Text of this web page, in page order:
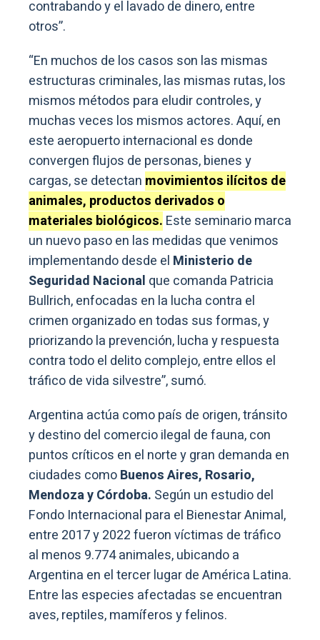
contrabando y el lavado de dinero, entre
otros”.
“En muchos de los casos son las mismas
estructuras criminales, las mismas rutas, los
mismos métodos para eludir controles, y
muchas veces los mismos actores. Aquí, en
este aeropuerto internacional es donde
convergen flujos de personas, bienes y
cargas, se detectan movimientos ilícitos de
animales, productos derivados o
materiales biológicos. Este seminario marca
un nuevo paso en las medidas que venimos
implementando desde el Ministerio de
Seguridad Nacional que comanda Patricia
Bullrich, enfocadas en la lucha contra el
crimen organizado en todas sus formas, y
priorizando la prevención, lucha y respuesta
contra todo el delito complejo, entre ellos el
tráfico de vida silvestre”, sumó.
Argentina actúa como país de origen, tránsito
y destino del comercio ilegal de fauna, con
puntos críticos en el norte y gran demanda en
ciudades comoBuenos Aires, Rosario,
Mendoza y Córdoba. Según un estudio del
Fondo Internacional para el Bienestar Animal,
entre 2017 y 2022 fueron víctimas de tráfico
al menos 9.774 animales, ubicando a
Argentina en el tercer lugar de América Latina.
Entre las especies afectadas se encuentran
aves, reptiles, mamíferos y felinos.